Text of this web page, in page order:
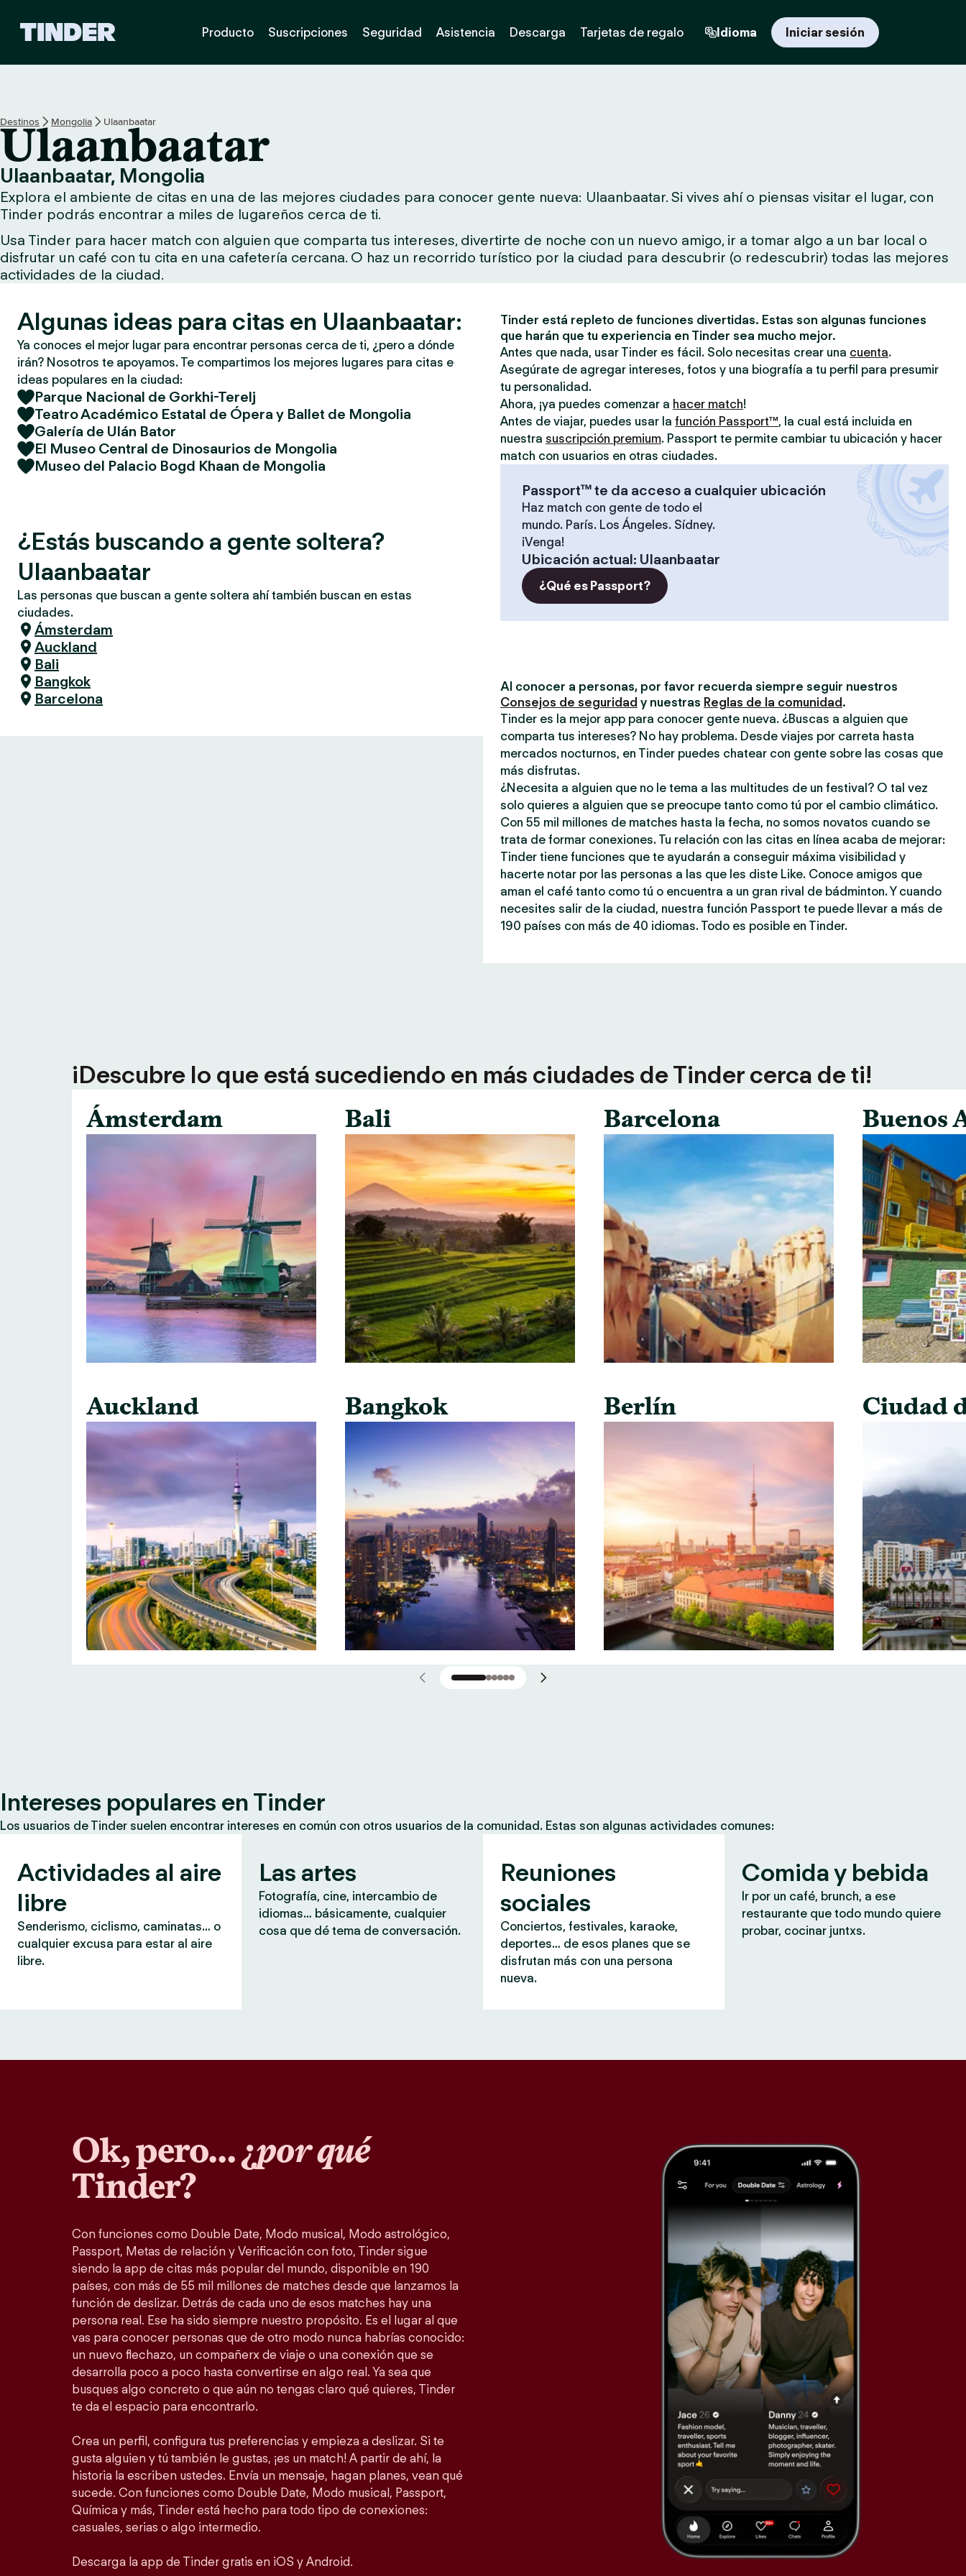
d
e
i
n
d
e
Producto Suscripciones Seguridad Asistencia Descarga Tarjetas de regalo Idioma Iniciar sesión
Destinos Mongolia Ulaanbaatar
Ulaanbaatar
Ulaanbaatar, Mongolia
Explora el ambiente de citas en una de las mejores ciudades para conocer gente nueva: Ulaanbaatar. Si vives ahí o piensas visitar el lugar, con
Tinder podrás encontrar a miles de lugareños cerca de ti.
Usa Tinder para hacer match con alguien que comparta tus intereses, divertirte de noche con un nuevo amigo, ir a tomar algo a un bar local o
disfrutar un café con tu cita en una cafetería cercana. O haz un recorrido turístico por la ciudad para descubrir (o redescubrir) todas las mejores
actividades de la ciudad.
Algunas ideas para citas en Ulaanbaatar:
Ya conoces el mejor lugar para encontrar personas cerca de ti, ¿pero a dónde
irán? Nosotros te apoyamos. Te compartimos los mejores lugares para citas e
ideas populares en la ciudad:
Parque Nacional de Gorkhi-Terelj
Teatro Académico Estatal de Ópera y Ballet de Mongolia
Galería de Ulán Bator
El Museo Central de Dinosaurios de Mongolia
Museo del Palacio Bogd Khaan de Mongolia
¿Estás buscando a gente soltera?
Ulaanbaatar
Las personas que buscan a gente soltera ahí también buscan en estas
ciudades.
Ámsterdam
Auckland
Bali
Bangkok
Barcelona
Tinder está repleto de funciones divertidas. Estas son algunas funciones
que harán que tu experiencia en Tinder sea mucho mejor.
Antes que nada, usar Tinder es fácil. Solo necesitas crear una cuenta.
Asegúrate de agregar intereses, fotos y una biografía a tu perfil para presumir
tu personalidad.
Ahora, ¡ya puedes comenzar a hacer match!
Antes de viajar, puedes usar la función Passport™, la cual está incluida en
nuestra suscripción premium. Passport te permite cambiar tu ubicación y hacer
match con usuarios en otras ciudades.
Passport™ te da acceso a cualquier ubicación
Haz match con gente de todo el
mundo. París. Los Ángeles. Sídney.
¡Venga!
Ubicación actual: Ulaanbaatar
¿Qué es Passport?
Al conocer a personas, por favor recuerda siempre seguir nuestros
Consejos de seguridad y nuestras Reglas de la comunidad .
Tinder es la mejor app para conocer gente nueva. ¿Buscas a alguien que
comparta tus intereses? No hay problema. Desde viajes por carreta hasta
mercados nocturnos, en Tinder puedes chatear con gente sobre las cosas que
más disfrutas.
¿Necesita a alguien que no le tema a las multitudes de un festival? O tal vez
solo quieres a alguien que se preocupe tanto como tú por el cambio climático.
Con 55 mil millones de matches hasta la fecha, no somos novatos cuando se
trata de formar conexiones. Tu relación con las citas en línea acaba de mejorar:
Tinder tiene funciones que te ayudarán a conseguir máxima visibilidad y
hacerte notar por las personas a las que les diste Like. Conoce amigos que
aman el café tanto como tú o encuentra a un gran rival de bádminton. Y cuando
necesites salir de la ciudad, nuestra función Passport te puede llevar a más de
190 países con más de 40 idiomas. Todo es posible en Tinder.
¡Descubre lo que está sucediendo en más ciudades de Tinder cerca de ti!
Ámsterdam
Auckland
Bali
Bangkok
Barcelona
Berlín
Buenos
Ciudad
Intereses populares en Tinder
Los usuarios de Tinder suelen encontrar intereses en común con otros usuarios de la comunidad. Estas son algunas actividades comunes:
Actividades al aire
libre
Senderismo, ciclismo, caminatas… o
cualquier excusa para estar al aire
libre.
Las artes
Fotografía, cine, intercambio de
idiomas… básicamente, cualquier
cosa que dé tema de conversación.
Reuniones
sociales
Conciertos, festivales, karaoke,
deportes… de esos planes que se
disfrutan más con una persona
nueva.
Comida y bebida
Ir por un café, brunch, a ese
restaurante que todo mundo quiere
probar, cocinar juntxs.
Ok, pero… ¿por qué
Tinder?
Con funciones como Double Date, Modo musical, Modo astrológico,
Passport, Metas de relación y Verificación con foto, Tinder sigue
siendo la app de citas más popular del mundo, disponible en 190
países, con más de 55 mil millones de matches desde que lanzamos la
función de deslizar. Detrás de cada uno de esos matches hay una
persona real. Ese ha sido siempre nuestro propósito. Es el lugar al que
vas para conocer personas que de otro modo nunca habrías conocido:
un nuevo flechazo, un compañerx de viaje o una conexión que se
desarrolla poco a poco hasta convertirse en algo real. Ya sea que
busques algo concreto o que aún no tengas claro qué quieres, Tinder
te da el espacio para encontrarlo.
Crea un perfil, configura tus preferencias y empieza a deslizar. Si te
gusta alguien y tú también le gustas, ¡es un match! A partir de ahí, la
historia la escriben ustedes. Envía un mensaje, hagan planes, vean qué
sucede. Con funciones como Double Date, Modo musical, Passport,
Química y más, Tinder está hecho para todo tipo de conexiones:
casuales, serias o algo intermedio.
Descarga la app de Tinder gratis en iOS y Android.